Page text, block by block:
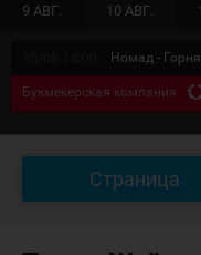
9 АВГ. 10 АВГ.
Номад -
Букмекерская компания
Страница